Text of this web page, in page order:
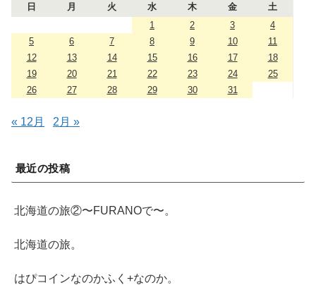
日 月 火 水 木 金
土
1
2 3
4
5
6 7 8 9 10
11
12
13 14 15 16 17
18
19
20 21 22 23 24
25
26
27 28 29 30 31
« 12月 2月 »
最近の投稿
北海道の旅②〜FURANOで〜。
北海道の旅。
はぴコインなのかふく+なのか。